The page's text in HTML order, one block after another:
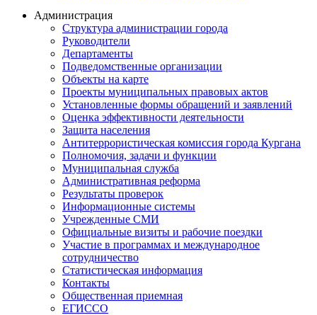
Администрация
Структура администрации города
Руководители
Департаменты
Подведомственные организации
Объекты на карте
Проекты муниципальных правовых актов
Установленные формы обращений и заявлений
Оценка эффективности деятельности
Защита населения
Антитеррористическая комиссия города Кургана
Полномочия, задачи и функции
Муниципальная служба
Административная реформа
Результаты проверок
Информационные системы
Учрежденные СМИ
Официальные визиты и рабочие поездки
Участие в программах и международное
сотрудничество
Статистическая информация
Контакты
Общественная приемная
ЕГИССО